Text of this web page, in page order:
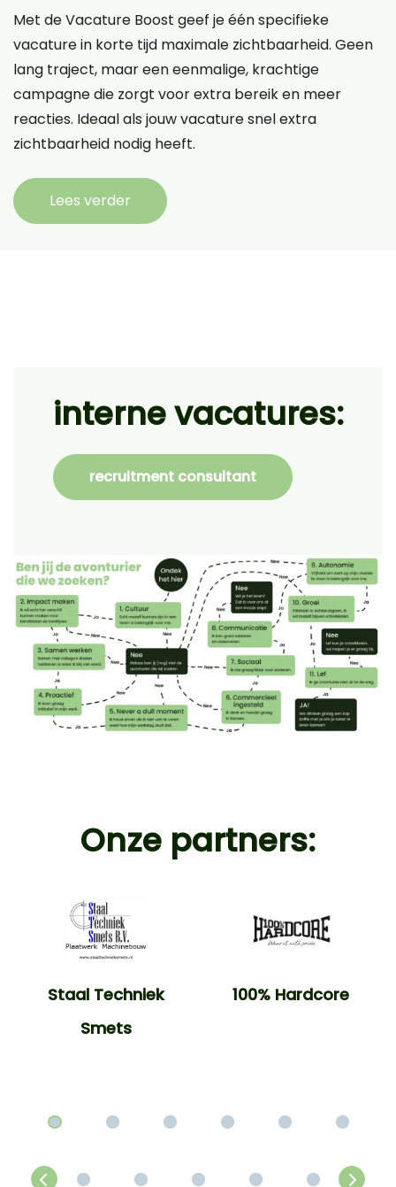
Met de Vacature Boost geef je één specifieke
vacature in korte tijd maximale zichtbaarheid. Geen
lang traject, maar een eenmalige, krachtige
campagne die zorgt voor extra bereik en meer
reacties. Ideaal als jouw vacature snel extra
zichtbaarheid nodig heeft.
Lees verder
interne vacatures:
recruitment consultant
Onze partners:
Staal Techniek
Smets
100% Hardcore